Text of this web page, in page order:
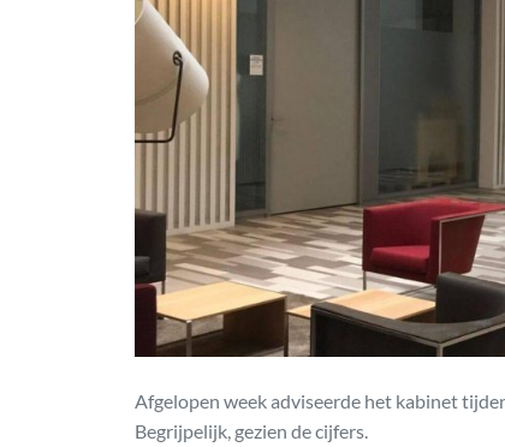
Afgelopen week adviseerde het kabinet
Begrijpelijk, gezien de cijfers.